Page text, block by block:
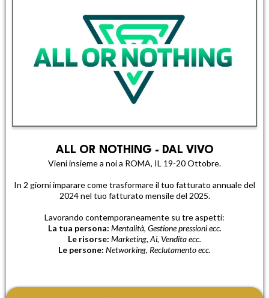
ALL OR NOTHING - DAL VIVO
Vieni insieme a noi a ROMA, IL 19-20 Ottobre.
In 2 giorni imparare come trasformare il tuo fatturato annuale del
2024 nel tuo fatturato mensile del 2025.
Lavorando contemporaneamente su tre aspetti:
La tua persona: Mentalità, Gestione pressioni ecc.
Le risorse: Marketing, Ai, Vendita ecc.
Le persone: Networking, Reclutamento ecc.